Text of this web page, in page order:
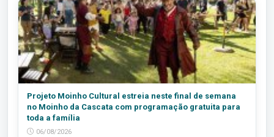
Projeto Moinho Cultural estreia neste final de semana
no Moinho da Cascata com programação gratuita para
toda a família
06/08/2026